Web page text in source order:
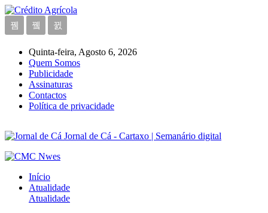
Quinta-feira, Agosto 6, 2026
Quem Somos
Publicidade
Assinaturas
Contactos
Política de privacidade
Jornal de Cá - Cartaxo | Semanário digital
Início
Atualidade
Atualidade